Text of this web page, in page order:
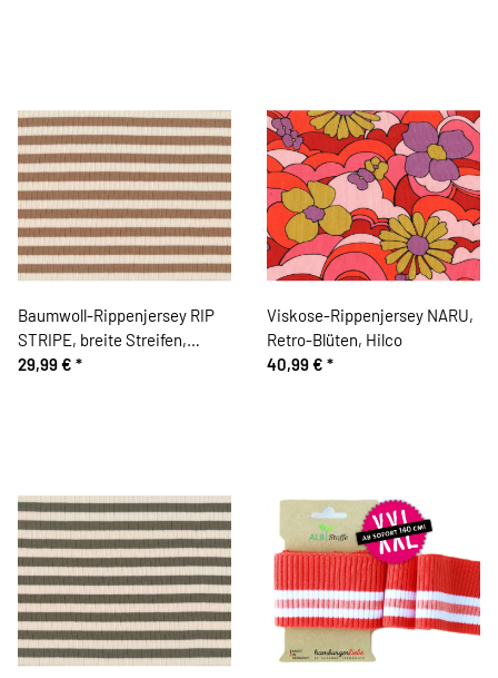
Baumwoll-Rippenjersey RIP
STRIPE, breite Streifen,
hellbraun, Hilco
29,99 € *
Viskose-Rippenjersey NARU,
Retro-Blüten, Hilco
40,99 € *